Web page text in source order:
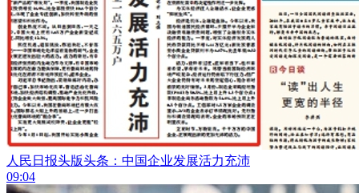
人民日报头版头条：中国企业发展活力充沛
09:04